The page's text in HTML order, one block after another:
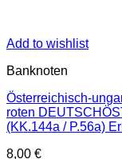
Add to wishlist
Banknoten
Österreichisch-
roten
(KK.144a / P.56a)
8,00 €